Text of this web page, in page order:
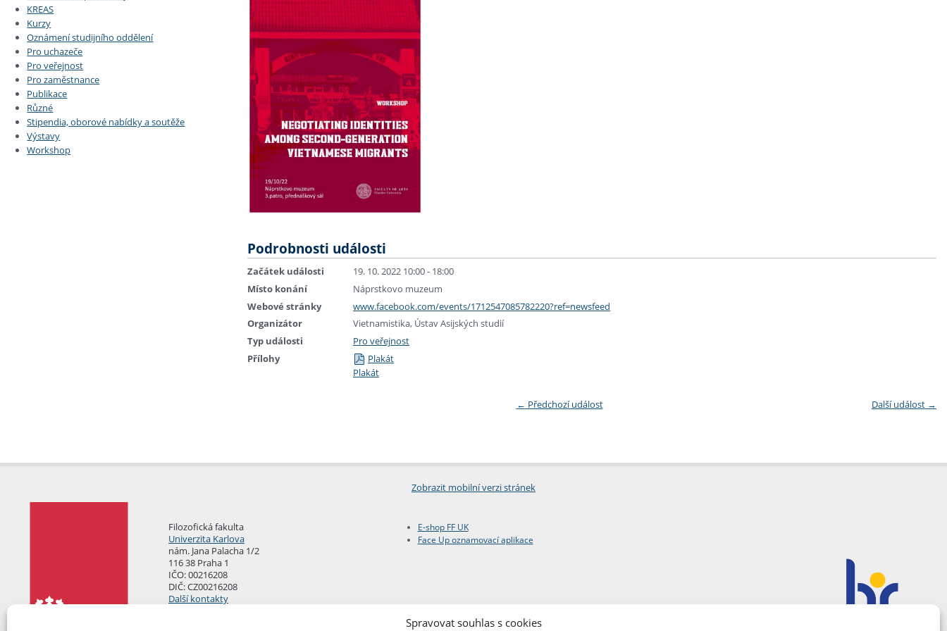
Spravovat souhlas s cookies
KREAS
Kurzy
Oznámení studijního oddělení
Pro uchazeče
Pro veřejnost
Pro zaměstnance
Publikace
Různé
Stipendia, oborové nabídky a soutěže
Výstavy
Workshop
Podrobnosti události
Začátek události
19. 10. 2022 10:00 - 18:00
Místo konání
Náprstkovo muzeum
Webové stránky
www.facebook.com/events/1712547085782220?ref=newsfeed
Organizátor
Vietnamistika, Ústav Asijských studií
Typ události
Pro veřejnost
Přílohy
Plakát
Plakát
← Předchozí událost Další událost →
Zobrazit mobilní verzi stránek
Filozofická fakulta
Univerzita Karlova
nám. Jana Palacha 1/2
116 38 Praha 1
IČO: 00216208
DIČ: CZ00216208
Další kontakty
E-shop FF UK
Face Up oznamovací aplikace